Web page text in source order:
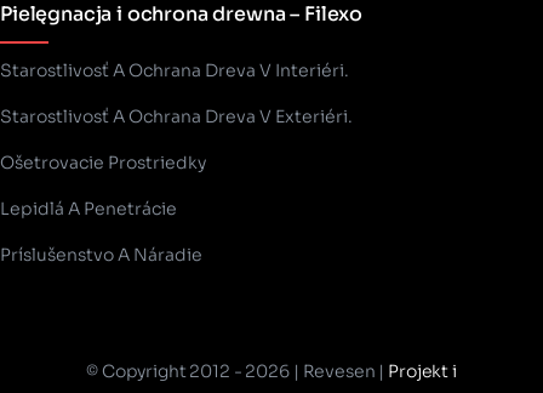
Pielęgnacja i ochrona drewna – Filexo
Starostlivosť A Ochrana Dreva V Interiéri.
Starostlivosť A Ochrana Dreva V Exteriéri.
Ošetrovacie Prostriedky
Lepidlá A Penetrácie
Príslušenstvo A Náradie
© Copyright 2012 - 2026 | Revesen | Projekt i